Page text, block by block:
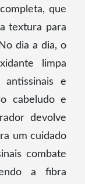
que
textura para
dia a dia, o
limpa
e
cabeludo e
devolve
um cuidado
combate
a fibra